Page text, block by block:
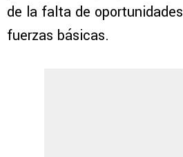
de la falta de
fuerzas básicas.